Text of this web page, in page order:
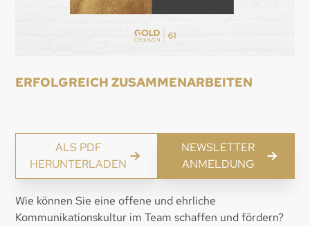
ERFOLGREICH ZUSAMMENARBEITEN
ALS PDF
HERUNTERLADEN
NEWSLETTER
ANMELDUNG
Wie können Sie eine offene und ehrliche
Kommunikationskultur im Team schaffen und fördern?